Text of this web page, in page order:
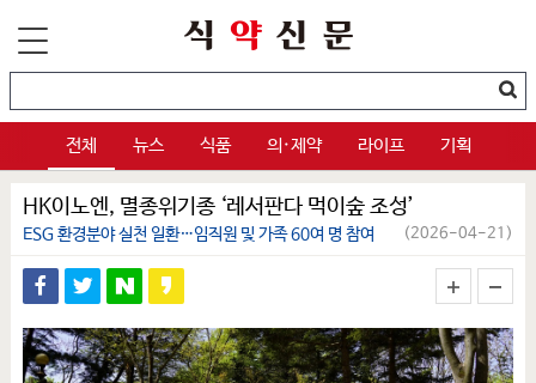
전체 뉴스 식품 의·제약 라이프 기획
HK이노엔, 멸종위기종 ‘레서판다 먹이숲 조성’
ESG 환경분야 실천 일환…임직원 및 가족 60여 명 참여 (2026-04-21)